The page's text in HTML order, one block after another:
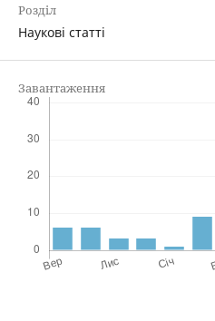
Розділ
Наукові статті
Завантаження